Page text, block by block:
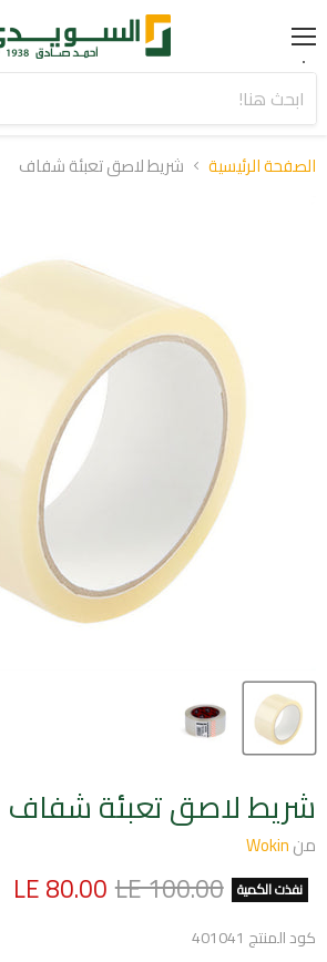
Menu
الصفحة الرئيسية شريط لاصق تعبئة شفاف
شريط لاصق تعبئة شفاف
منWokin
نفذت الكمية السعر الأصلي
LE 100.00السعر الحالي
LE 80.00
كود المنتج 401041